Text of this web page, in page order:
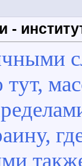
-
тут,